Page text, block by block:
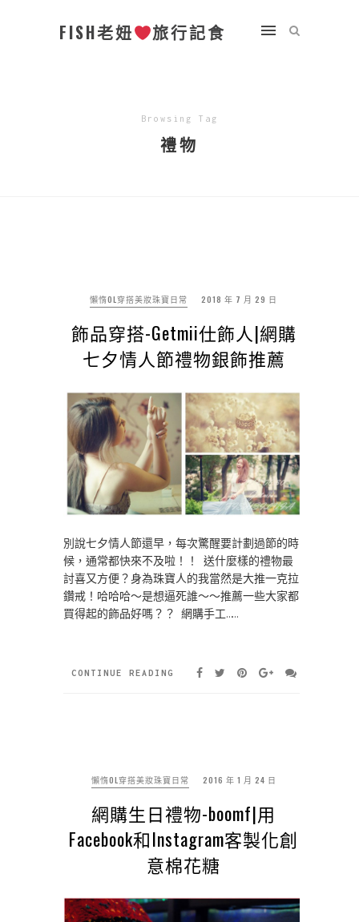
FISH老妞 旅行記食
Browsing Tag
禮物
懶惰OL穿搭美妝珠寶日常 2018 年 7 月 29 日
飾品穿搭-Getmii仕飾人|網購
七夕情人節禮物銀飾推薦
別說七夕情人節還早，每次驚醒要計劃過節的時
候，通常都快來不及啦！！ 送什麼樣的禮物最
討喜又方便？身為珠寶人的我當然是大推一克拉
鑽戒！哈哈哈～是想逼死誰～～推薦一些大家都
買得起的飾品好嗎？？ 網購手工……
CONTINUE READING
懶惰OL穿搭美妝珠寶日常 2016 年 1 月 24 日
網購生日禮物-boomf|用
Facebook和Instagram客製化創
意棉花糖